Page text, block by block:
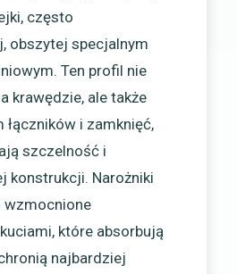
często
obszytej specjalnym
Ten profil nie
krawędzie, ale także
i zamknięć,
szczelność i
konstrukcji. Narożniki
które absorbują
najbardziej